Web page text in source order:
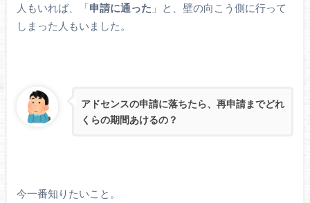
人もいれば、「申請に通った 」と、壁の向こう側に行って
しまった人もいました。
アドセンスの申請に落ちたら、再申請までどれ
くらの期間あけるの？
今一番知りたいこと。